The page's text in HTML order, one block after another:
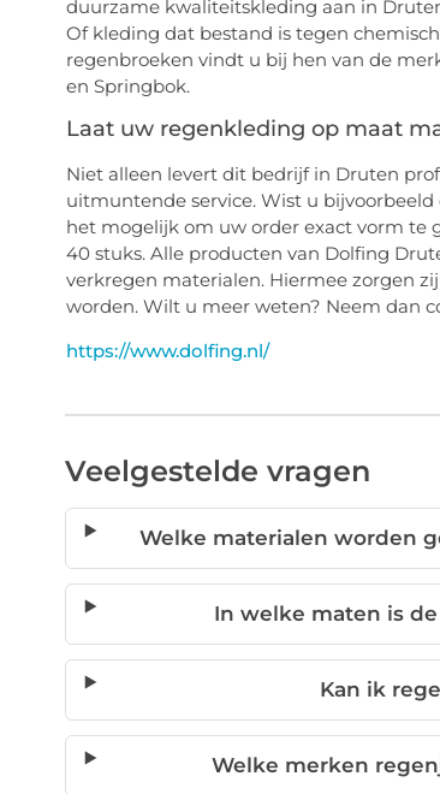
duurzame kwaliteitskleding aan in
Of kleding dat bestand is tegen
regenbroeken vindt u bij hen van de
en Springbok.
Laat uw regenkleding op maat
Niet alleen levert dit bedrijf in Druten
uitmuntende service. Wist u
het mogelijk om uw order exact vorm te
40 stuks. Alle producten van Dolfing
verkregen materialen. Hiermee zorgen
worden. Wilt u meer weten? Neem dan
https://www.dolfing.nl/
Veelgestelde vragen
Welke materialen worden
In welke maten is
Kan ik
Welke merken